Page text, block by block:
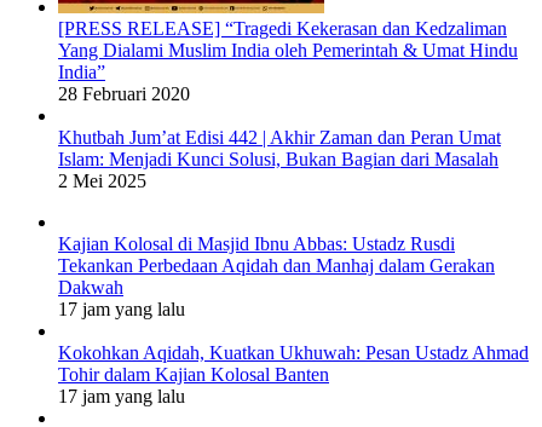
[PRESS RELEASE] “Tragedi Kekerasan dan Kedzaliman
Yang Dialami Muslim India oleh Pemerintah & Umat Hindu
India”
28 Februari 2020
Khutbah Jum’at Edisi 442 | Akhir Zaman dan Peran Umat
Islam: Menjadi Kunci Solusi, Bukan Bagian dari Masalah
2 Mei 2025
Kajian Kolosal di Masjid Ibnu Abbas: Ustadz Rusdi
Tekankan Perbedaan Aqidah dan Manhaj dalam Gerakan
Dakwah
17 jam yang lalu
Kokohkan Aqidah, Kuatkan Ukhuwah: Pesan Ustadz Ahmad
Tohir dalam Kajian Kolosal Banten
17 jam yang lalu